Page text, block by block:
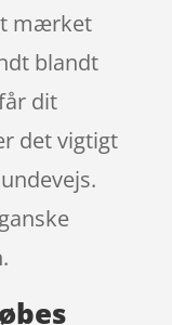
mærket
blandt
dit
det vigtigt